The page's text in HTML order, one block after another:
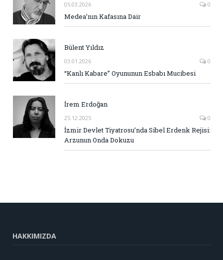
05.03.2026 0
Medea’nın Kafasına Dair
Bülent Yıldız
03.01.2026 0
“Kanlı Kabare” Oyununun Esbabı Mucibesi
İrem Erdoğan
25.12.2025 0
İzmir Devlet Tiyatrosu’nda Sibel Erdenk Rejisi:
Arzunun Onda Dokuzu
HAKKIMIZDA